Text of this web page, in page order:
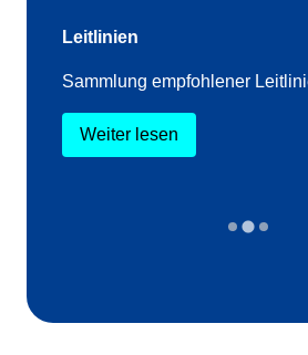
Leitlinien
Sammlung empfohlener
Weiter lesen